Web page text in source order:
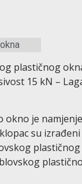
plastičnog
15 kN –
okno je
su izrađeni